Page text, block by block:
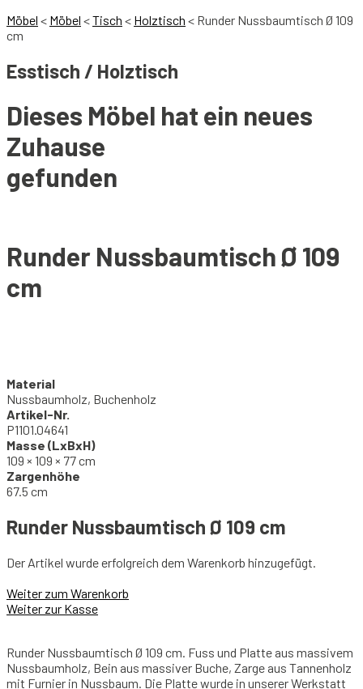
Möbel < Möbel <Tisch < Holztisch < Runder Nussbaumtisch Ø 109
cm
Esstisch / Holztisch
Dieses Möbel hat ein neues
Zuhause
gefunden
Runder Nussbaumtisch Ø 109
cm
Material
Nussbaumholz, Buchenholz
Artikel-Nr.
P1101.04641
Masse (LxBxH)
109 × 109 × 77 cm
Zargenhöhe
67.5 cm
Runder Nussbaumtisch Ø 109 cm
Der Artikel wurde erfolgreich dem Warenkorb hinzugefügt.
Weiter zum Warenkorb
Weiter zur Kasse
Runder Nussbaumtisch Ø 109 cm. Fuss und Platte aus massivem
Nussbaumholz, Bein aus massiver Buche, Zarge aus Tannenholz
mit Furnier in Nussbaum. Die Platte wurde in unserer Werkstatt